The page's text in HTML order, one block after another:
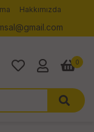
Hakkımızda
0